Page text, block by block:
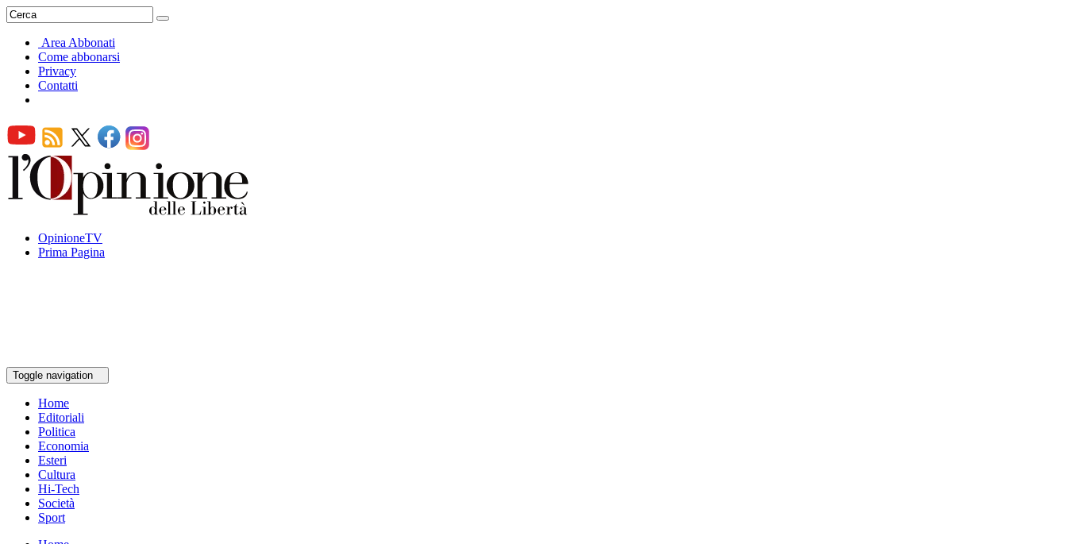
Area Abbonati
Come abbonarsi
Privacy
Contatti
OpinioneTV
Prima Pagina
Toggle navigation
Home
Editoriali
Politica
Economia
Esteri
Cultura
Hi-Tech
Società
Sport